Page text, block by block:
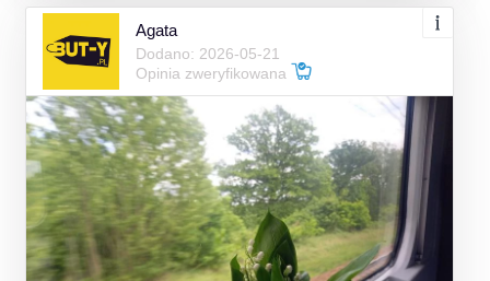
Agata
Dodano: 2026-05-21
Opinia zweryfikowana